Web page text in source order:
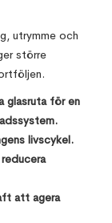
utrymme och
större
glasruta för en
livscykel.
att agera